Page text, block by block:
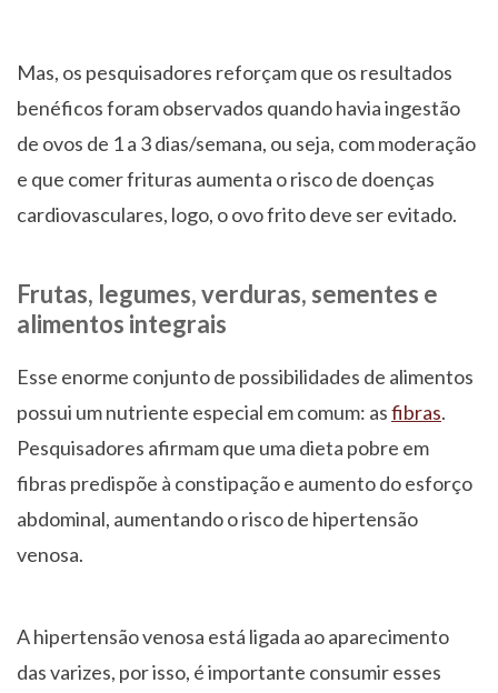
Mas, os pesquisadores reforçam que os resultados
benéficos foram observados quando havia ingestão
de ovos de 1 a 3 dias/semana, ou seja, com moderação
e que comer frituras aumenta o risco de doenças
cardiovasculares, logo, o ovo frito deve ser evitado.
Frutas, legumes, verduras, sementes e
alimentos integrais
Esse enorme conjunto de possibilidades de alimentos
possui um nutriente especial em comum: asfibras.
Pesquisadores afirmam que uma dieta pobre em
fibras predispõe à constipação e aumento do esforço
abdominal, aumentando o risco de hipertensão
venosa.
A hipertensão venosa está ligada ao aparecimento
das varizes, por isso, é importante consumir esses